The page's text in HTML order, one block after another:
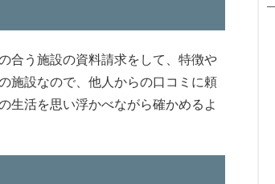
合う施設の資料請求をして、特徴や
施設なので、他人からの口コミに頼
生活を思い浮かべながら確かめるよ